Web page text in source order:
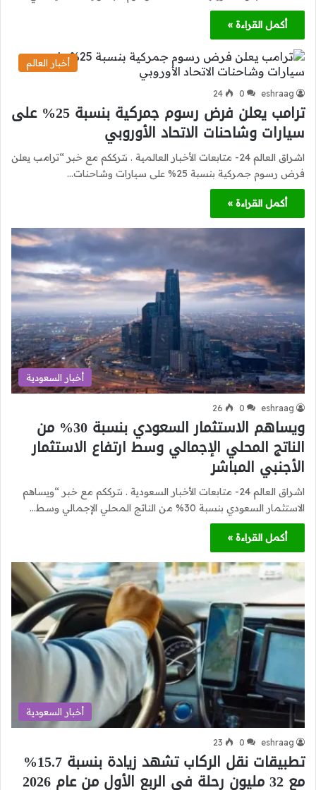
أكمل القراءة »
أخبار العالم
eshraag
0
24
ترامب يعلن فرض رسوم جمركية بنسبة 25% على
سيارات وشاحنات الاتحاد الأوروبي
اشراق العالم 24- متابعات الأخبار العالمية . نترككم مع خبر “ترامب يعلن
فرض رسوم جمركية بنسبة 25% على سيارات وشاحنات…
أكمل القراءة »
أخبار السعودية
eshraag
0
26
ويساهم الاستثمار السعودي بنسبة 30% من
الناتج المحلي الإجمالي وسط ارتفاع الاستثمار
الأجنبي المباشر
اشراق العالم 24- متابعات الأخبار السعودية . نترككم مع خبر “ويساهم
الاستثمار السعودي بنسبة 30% من الناتج المحلي الإجمالي وسط…
أكمل القراءة »
أخبار السعودية
eshraag
0
23
تطبيقات نقل الركاب تشهد زيادة بنسبة 15.7%
مع 32 مليون رحلة في الربع الأول من عام 2026